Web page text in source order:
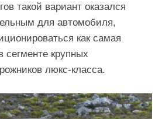
такой вариант оказался
для автомобиля,
как самая
сегменте крупных
люкс-класса.